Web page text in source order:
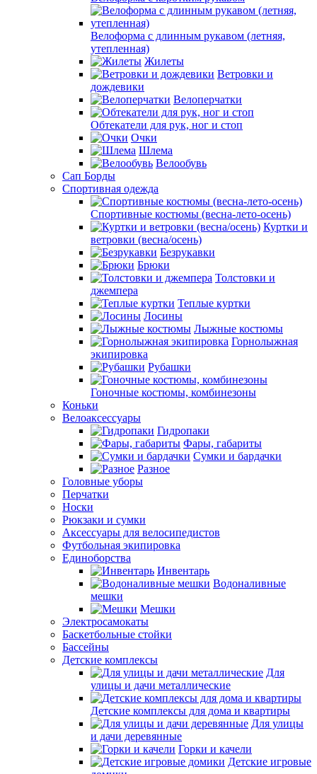
Велоформа с длинным рукавом (летняя,
утепленная)
Жилеты
Ветровки и
дождевики
Велоперчатки
Обтекатели для рук, ног и стоп
Очки
Шлема
Велообувь
Сап Борды
Спортивная одежда
Спортивные костюмы (весна-лето-осень)
Куртки и
ветровки (весна/осень)
Безрукавки
Брюки
Толстовки и
джемпера
Теплые куртки
Лосины
Лыжные костюмы
Горнолыжная
экипировка
Рубашки
Гоночные костюмы, комбинезоны
Коньки
Велоаксессуары
Гидропаки
Фары, габариты
Сумки и бардачки
Разное
Головные уборы
Перчатки
Носки
Рюкзаки и сумки
Аксессуары для велосипедистов
Футбольная экипировка
Единоборства
Инвентарь
Водоналивные
мешки
Мешки
Электросамокаты
Баскетбольные стойки
Бассейны
Детские комплексы
Для
улицы и дачи металлические
Детские комплексы для дома и квартиры
Для улицы
и дачи деревянные
Горки и качели
Детские игровые